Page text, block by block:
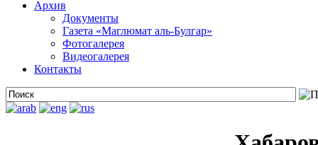
Архив
Документы
Газета «Маглюмат аль-Булгар»
Фотогалерея
Видеогалерея
Контакты